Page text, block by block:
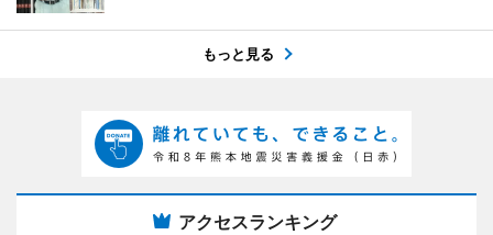
もっと見る
アクセスランキング